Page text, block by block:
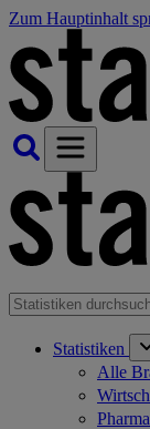
Zum Hauptinhalt
Statistiken
Alle